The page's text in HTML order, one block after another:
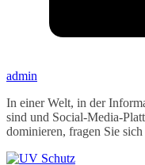
admin
In einer Welt, in der
sind und Social-Media-
dominieren, fragen Sie